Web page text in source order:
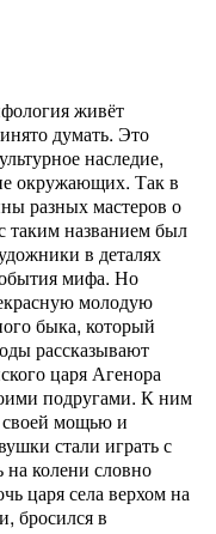
живёт
думать. Это
наследие,
окружающих. Так в
разных мастеров о
названием был
в деталях
мифа. Но
молодую
быка, который
рассказывают
царя Агенора
подругами. К ним
мощью и
стали играть с
колени словно
царя села верхом на
бросился в